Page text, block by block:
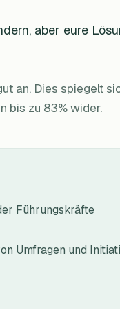
aber eure
an. Dies spiegelt
bis zu 83% wider.
Führungskräfte
Umfragen und